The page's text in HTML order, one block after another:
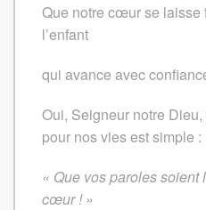
Que notre cœur se laisse
l’enfant
qui avance avec
Oui, Seigneur notre
pour nos vies est simple :
« Que vos paroles soient
cœur ! »